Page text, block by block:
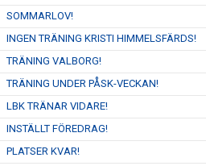
SOMMARLOV!
INGEN TRÄNING KRISTI HIMMELSFÄRDS!
TRÄNING VALBORG!
TRÄNING UNDER PÅSK-VECKAN!
LBK TRÄNAR VIDARE!
INSTÄLLT FÖREDRAG!
PLATSER KVAR!